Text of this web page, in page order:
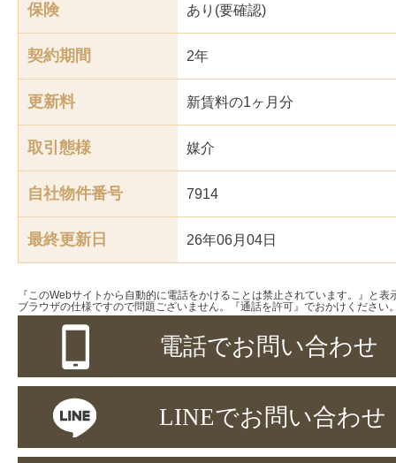
保険 あり(要確認)
契約期間 2年
更新料 新賃料の1ヶ月分
取引態様 媒介
自社物件番号 7914
最終更新日 26年06月04日
『このWebサイトから自動的に電話をかけることは禁止されています。』と
ブラウザの仕様ですので問題ございません。『通話を許可』でおかけください
電話でお問い合わせ
LINEでお問い合わせ